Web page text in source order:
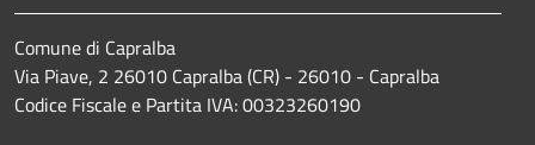
Comune di Capralba
Via Piave, 2 26010 Capralba (CR) - 26010 - Capralba
Codice Fiscale e Partita IVA: 00323260190